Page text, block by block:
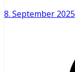
8. September 2025